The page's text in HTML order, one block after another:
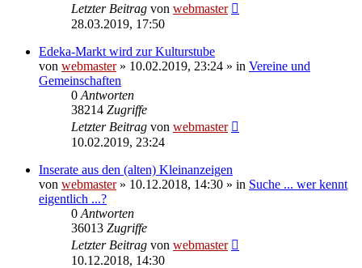
Letzter Beitrag von webmaster
28.03.2019, 17:50
Edeka-Markt wird zur Kulturstube
von webmaster» 10.02.2019, 23:24 » in Vereine und
Gemeinschaften
0 Antworten
38214 Zugriffe
Letzter Beitrag von webmaster
10.02.2019, 23:24
Inserate aus den (alten) Kleinanzeigen
von webmaster» 10.12.2018, 14:30 » in Suche ... wer kennt
eigentlich ...?
0 Antworten
36013 Zugriffe
Letzter Beitrag von webmaster
10.12.2018, 14:30